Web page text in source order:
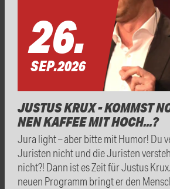
26.
SEP.2026
JUSTUS KRUX - KOMMST
NEN KAFFEE MIT HOCH...?
Jura light – aber bitte mit Humor! Du
Juristen nicht und die Juristen
nicht?! Dann ist es Zeit für Justus
neuen Programm bringt er den